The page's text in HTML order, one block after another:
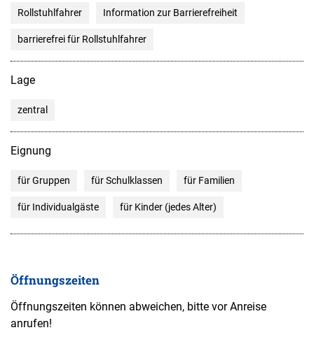
Rollstuhlfahrer Information zur Barrierefreiheit
barrierefrei für Rollstuhlfahrer
Lage
zentral
Eignung
für Gruppen für Schulklassen für Familien
für Individualgäste für Kinder (jedes Alter)
Öffnungszeiten
Öffnungszeiten können abweichen, bitte vor Anreise
anrufen!